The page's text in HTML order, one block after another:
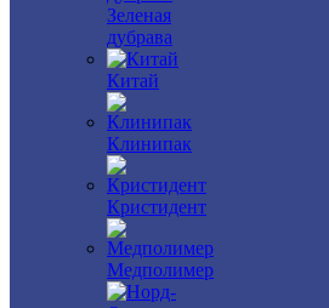
Зеленая
дубрава
Китай
Клинипак
Кристидент
Медполимер